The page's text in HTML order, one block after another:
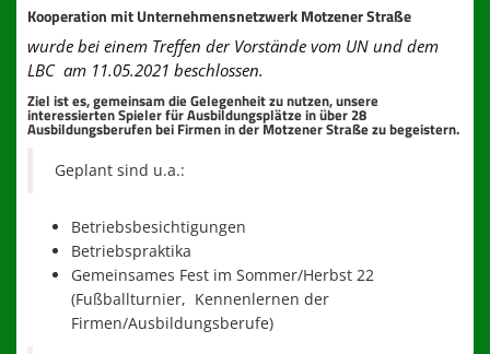
Kooperation mit Unternehmensnetzwerk Motzener Straße
wurde bei einem Treffen der Vorstände vom UN und dem
LBC am 11.05.2021 beschlossen.
Ziel ist es, gemeinsam die Gelegenheit zu nutzen, unsere
interessierten Spieler für Ausbildungsplätze in über 28
Ausbildungsberufen bei Firmen in der Motzener Straße zu begeistern.
Geplant sind u.a.:
Betriebsbesichtigungen
Betriebspraktika
Gemeinsames Fest im Sommer/Herbst 22
(Fußballturnier, Kennenlernen der
Firmen/Ausbildungsberufe)